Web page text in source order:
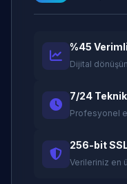
%45
Dijital
7/24
Profesyonel
256-bit
Verileriniz en